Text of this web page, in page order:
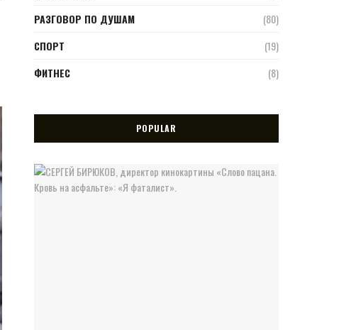
РАЗГОВОР ПО ДУШАМ
(80)
СПОРТ
(19)
ФИТНЕС
(8)
POPULAR